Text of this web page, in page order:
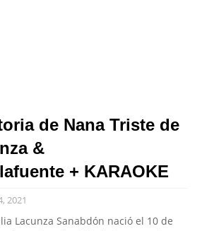
de Nana Triste de
&
+ KARAOKE
2021
Lacunza Sanabdón nació el 10 de